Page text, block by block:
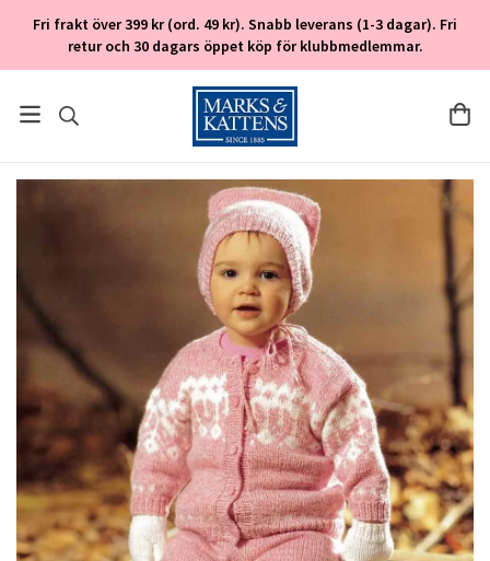
Fri frakt över 399 kr (ord. 49 kr). Snabb leverans (1-3 dagar). Fri
retur och 30 dagars öppet köp för klubbmedlemmar.